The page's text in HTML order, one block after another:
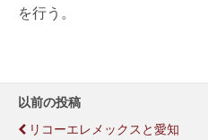
を行う。
以前の投稿
リコーエレメックスと愛知